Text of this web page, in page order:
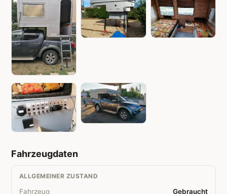
Fahrzeugdaten
ALLGEMEINER ZUSTAND
Fahrzeug
Gebraucht